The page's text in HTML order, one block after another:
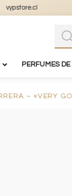
PERFUMES
– «VERY